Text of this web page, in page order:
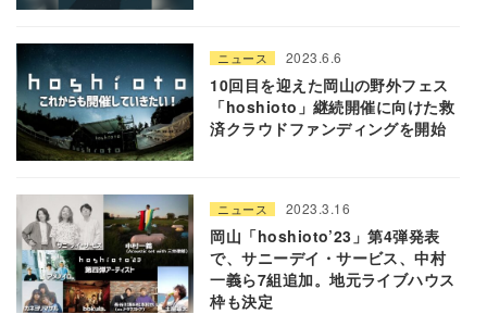
ニュース 2023.6.6
10回目を迎えた岡山の野外フェス
「hoshioto」継続開催に向けた救
済クラウドファンディングを開始
ニュース 2023.3.16
岡山「hoshioto’23」第4弾発表
で、サニーデイ・サービス、中村
一義ら7組追加。地元ライブハウス
枠も決定